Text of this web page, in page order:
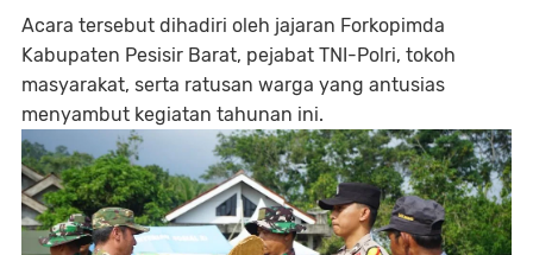
Acara tersebut dihadiri oleh jajaran Forkopimda
Kabupaten Pesisir Barat, pejabat TNI-Polri, tokoh
masyarakat, serta ratusan warga yang antusias
menyambut kegiatan tahunan ini.